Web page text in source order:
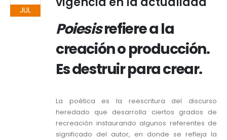
JUL
Poiesisrefiere a la
creación o producción.
Es destruir para crear.
La poética es la reescritura del discurso
heredado que desarrolla ciertos grados de
recreación instaurando algunos referentes de
significado del autor, en donde se refleja la